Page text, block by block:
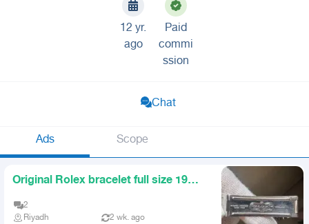
12 yr.
ago
Paid
commi
ssion
Chat
Ads Scope
Original Rolex bracelet full size 19
2
Riyadh
2 wk. ago